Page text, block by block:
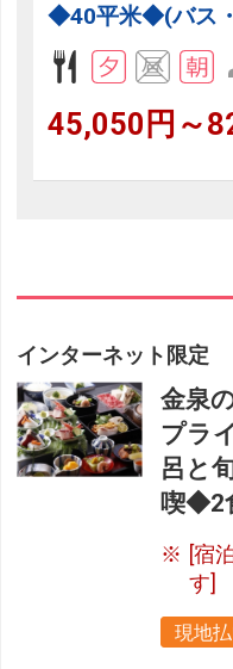
◆40平米◆(バス
45,050円～
インターネット限定
金泉
プラ
呂と
喫◆2
[宿
す]
現地